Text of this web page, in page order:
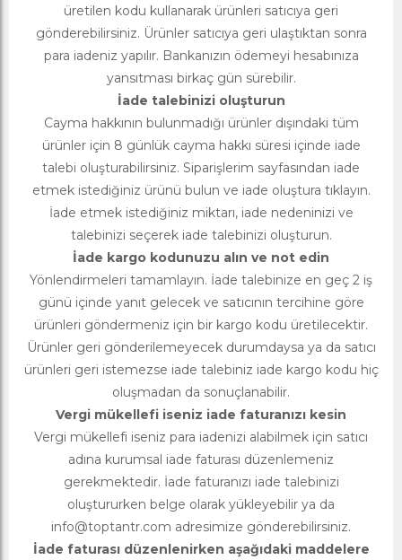
üretilen kodu kullanarak ürünleri satıcıya geri
gönderebilirsiniz. Ürünler satıcıya geri ulaştıktan sonra
para iadeniz yapılır. Bankanızın ödemeyi hesabınıza
yansıtması birkaç gün sürebilir.
İade talebinizi oluşturun
Cayma hakkının bulunmadığı ürünler dışındaki tüm
ürünler için 8 günlük cayma hakkı süresi içinde iade
talebi oluşturabilirsiniz. Siparişlerim sayfasından iade
etmek istediğiniz ürünü bulun ve iade oluştura tıklayın.
İade etmek istediğiniz miktarı, iade nedeninizi ve
talebinizi seçerek iade talebinizi oluşturun.
İade kargo kodunuzu alın ve not edin
Yönlendirmeleri tamamlayın. İade talebinize en geç 2 iş
günü içinde yanıt gelecek ve satıcının tercihine göre
ürünleri göndermeniz için bir kargo kodu üretilecektir.
Ürünler geri gönderilemeyecek durumdaysa ya da satıcı
ürünleri geri istemezse iade talebiniz iade kargo kodu hiç
oluşmadan da sonuçlanabilir.
Vergi mükellefi iseniz iade faturanızı kesin
Vergi mükellefi iseniz para iadenizi alabilmek için satıcı
adına kurumsal iade faturası düzenlemeniz
gerekmektedir. İade faturanızı iade talebinizi
oluştururken belge olarak yükleyebilir ya da
info@toptantr.com adresimize gönderebilirsiniz.
İade faturası düzenlenirken aşağıdaki maddelere